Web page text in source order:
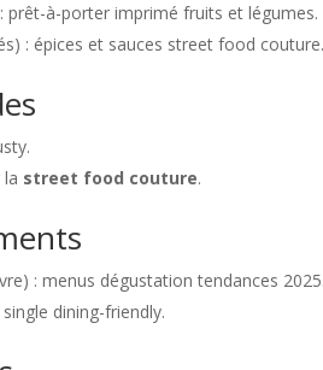
prêt-à-porter imprimé fruits et légumes.
: épices et sauces street food couture.
street food couture.
: menus dégustation tendances 2025.
dining-friendly.